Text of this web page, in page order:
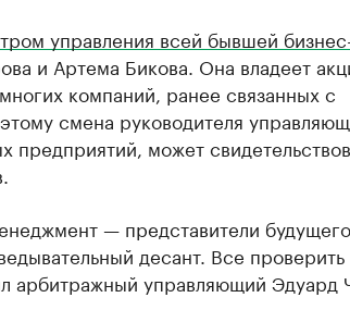
управления всей бывшей
и Артема Бикова. Она владеет
компаний, ранее связанных с
смена руководителя
предприятий, может
— представители будущего
десант. Все
арбитражный управляющий Эдуард